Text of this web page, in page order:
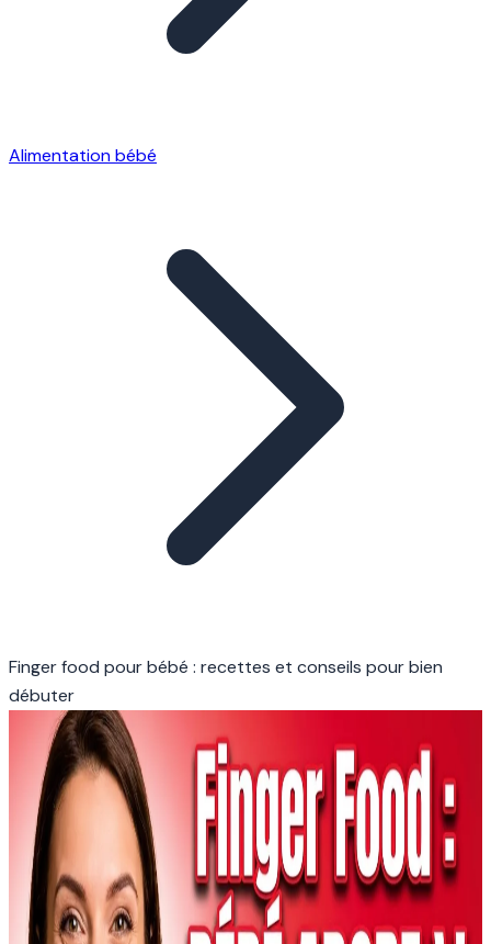
Alimentation bébé
Finger food pour bébé : recettes et conseils pour bien
débuter